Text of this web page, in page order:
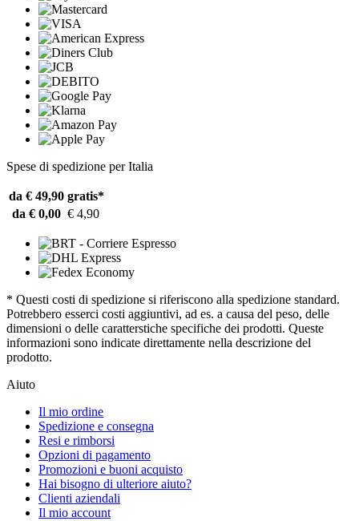
Spese di spedizione per Italia
da € 49,90 gratis*
da € 0,00 € 4,90
* Questi costi di spedizione si riferiscono alla spedizione standard.
Potrebbero esserci costi aggiuntivi, ad es. a causa del peso, delle
dimensioni o delle caratterstiche specifiche dei prodotti. Queste
informazioni sono indicate direttamente nella descrizione del
prodotto.
Aiuto
Il mio ordine
Spedizione e consegna
Resi e rimborsi
Opzioni di pagamento
Promozioni e buoni acquisto
Hai bisogno di ulteriore aiuto?
Clienti aziendali
Il mio account